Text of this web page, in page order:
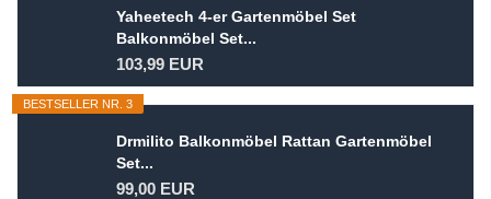
Yaheetech 4-er Gartenmöbel Set
Balkonmöbel Set...
103,99 EUR
BESTSELLER NR. 3
Drmilito Balkonmöbel Rattan Gartenmöbel
Set...
99,00 EUR